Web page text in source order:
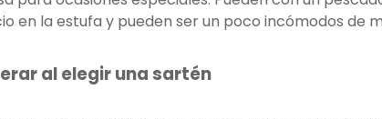
en la estufa y pueden ser un poco incómodos de
al elegir una sartén